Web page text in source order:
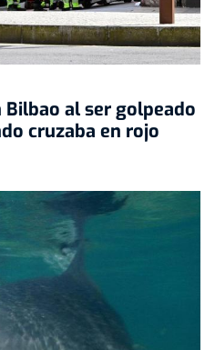
al ser golpeado
cruzaba en rojo